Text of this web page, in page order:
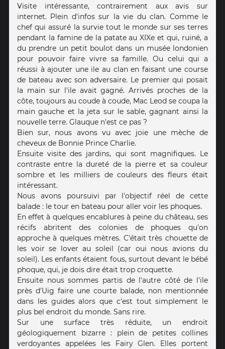
Visite intéressante, contrairement aux avis sur
internet. Plein d'infos sur la vie du clan. Comme le
chef qui assuré la survie tout le monde sur ses terres
pendant la famine de la patate au XIXe et qui, ruiné, a
du prendre un petit boulot dans un musée londonien
pour pouvoir faire vivre sa famille. Ou celui qui a
réussi à ajouter une ile au clan en faisant une course
de bateau avec son adversaire. Le premier qui posait
la main sur l'ile avait gagné. Arrivés proches de la
côte, toujours au coude à coude, Mac Leod se coupa la
main gauche et la jeta sur le sable, gagnant ainsi la
nouvelle terre. Glauque n'est ce pas ?
Bien sur, nous avons vu avec joie une mèche de
cheveux de Bonnie Prince Charlie.
Ensuite visite des jardins, qui sont magnifiques. Le
contraste entre la dureté de la pierre et sa couleur
sombre et les milliers de couleurs des fleurs était
intéressant.
Nous avons poursuivi par l'objectif réel de cette
balade : le tour en bateau pour aller voir les phoques.
En effet à quelques encablures à peine du château, ses
récifs abritent des colonies de phoques qu'on
approche à quelques mètres. C'était très chouette de
les voir se lover au soleil (car oui nous avions du
soleil). Les enfants étaient fous, surtout devant le bébé
phoque, qui, je dois dire était trop croquette.
Ensuite nous sommes partis de l'autre côté de l'ile
près d'Uig faire une courte balade, non mentionnée
dans les guides alors que c'est tout simplement le
plus bel endroit du monde. Sans rire.
Sur une surface très réduite, un endroit
géologiquement bizarre : plein de petites collines
verdoyantes appelées les Fairy Glen. Elles portent